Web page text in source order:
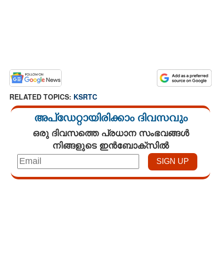
RELATED TOPICS: KSRTC
അപ്ഡേറ്റായിരിക്കാം ദിവസവും
ഒരു ദിവസത്തെ പ്രധാന സംഭവങ്ങൾ
നിങ്ങളുടെ ഇൻബോക്സിൽ